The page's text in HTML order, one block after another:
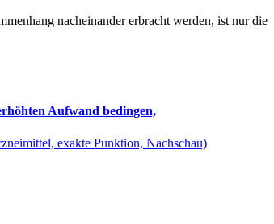
nacheinander erbracht werden, ist nur die
Aufwand bedingen,
exakte Punktion, Nachschau)